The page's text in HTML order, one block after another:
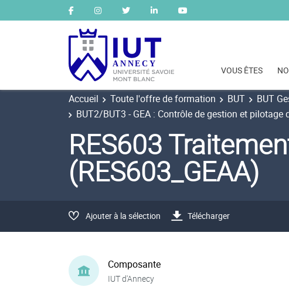
VOUS ÊTES
Accueil Toute l'offre de formation BUT
BUT
BUT2/BUT3 - GEA : Contrôle de gestion et
RES603
(RES603_GEAA)
Ajouter à la sélection Télécharger
Composante
IUT d'Annecy